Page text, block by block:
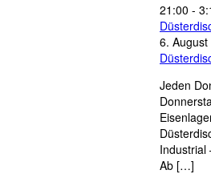
21:00 -
6.
Jeden
Industrial
Ab […]